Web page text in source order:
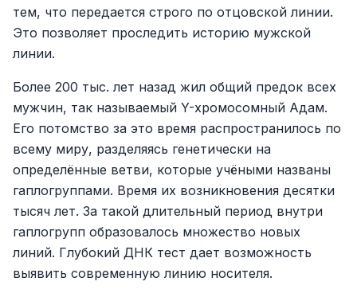
тем, что передается строго по отцовской линии.
Это позволяет проследить историю мужской
линии.
Более 200 тыс. лет назад жил общий предок всех
мужчин, так называемый Y-хромосомный Адам.
Его потомство за это время распространилось по
всему миру, разделяясь генетически на
определённые ветви, которые учёными названы
гаплогруппами. Время их возникновения десятки
тысяч лет. За такой длительный период внутри
гаплогрупп образовалось множество новых
линий. Глубокий ДНК тест дает возможность
выявить современную линию носителя.